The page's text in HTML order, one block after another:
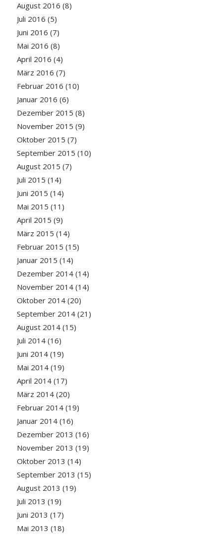
August 2016 (8)
Juli 2016 (5)
Juni 2016 (7)
Mai 2016 (8)
April 2016 (4)
März 2016 (7)
Februar 2016 (10)
Januar 2016 (6)
Dezember 2015 (8)
November 2015 (9)
Oktober 2015 (7)
September 2015 (10)
August 2015 (7)
Juli 2015 (14)
Juni 2015 (14)
Mai 2015 (11)
April 2015 (9)
März 2015 (14)
Februar 2015 (15)
Januar 2015 (14)
Dezember 2014(14)
November 2014(14)
Oktober 2014(20)
September 2014(21)
August 2014(15)
Juli 2014(16)
Juni 2014(19)
Mai 2014(19)
April 2014(17)
März 2014(20)
Februar 2014(19)
Januar 2014(16)
Dezember 2013 (16)
November 2013 (19)
Oktober 2013 (14)
September 2013 (15)
August 2013 (19)
Juli 2013 (19)
Juni 2013 (17)
Mai 2013 (18)